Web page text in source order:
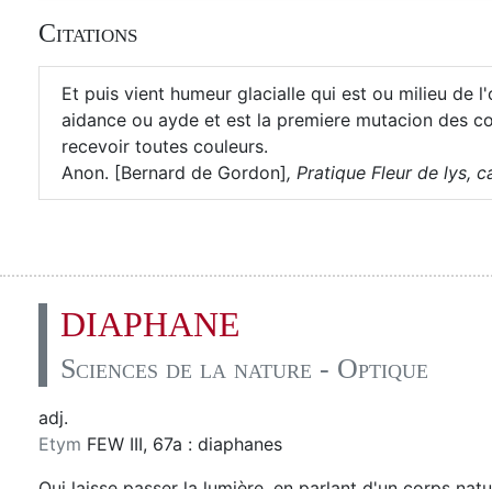
Citations
Et puis vient humeur glacialle qui est ou milieu de
aidance ou ayde et est la premiere mutacion des
recevoir toutes couleurs.
Anon. [Bernard de Gordon], Pratique Fleur de lys,
DIAPHANE
Sciences de la nature - Optique
adj.
Etym FEW III, 67a : diaphanes